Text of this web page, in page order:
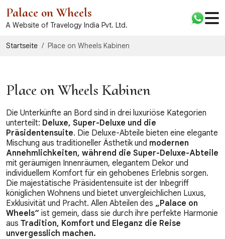
Palace on Wheels
A Website of Travelogy India Pvt. Ltd.
Startseite Place on Wheels Kabinen
Place on Wheels Kabinen
Die Unterkünfte an Bord sind in drei luxuriöse Kategorien
unterteilt: Deluxe, Super-Deluxe und die
Präsidentensuite. Die Deluxe-Abteile bieten eine elegante
Mischung aus traditioneller Ästhetik und modernen
Annehmlichkeiten, während die Super-Deluxe-Abteile
mit geräumigen Innenräumen, elegantem Dekor und
individuellem Komfort für ein gehobenes Erlebnis sorgen.
Die majestätische Präsidentensuite ist der Inbegriff
königlichen Wohnens und bietet unvergleichlichen Luxus,
Exklusivität und Pracht. Allen Abteilen des „Palace on
Wheels“ ist gemein, dass sie durch ihre perfekte Harmonie
aus Tradition, Komfort und Eleganz die Reise
unvergesslich machen.